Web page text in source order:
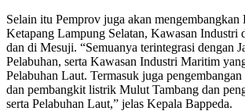
Selain itu Pemprov juga akan
Ketapang Lampung Selatan, Kawasan Industri
dan di Mesuji. “Semuanya terintegrasi dengan
Pelabuhan, serta Kawasan Industri Maritim
Pelabuhan Laut. Termasuk juga
dan pembangkit listrik Mulut Tambang dan
serta Pelabuhan Laut,” jelas Kepala Bappeda.